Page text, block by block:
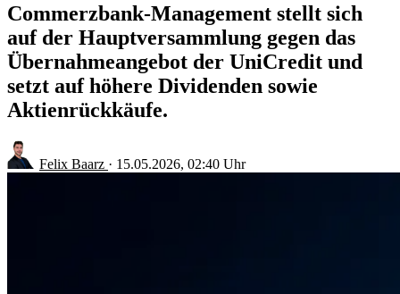
Commerzbank-Management stellt sich
auf der Hauptversammlung gegen das
Übernahmeangebot der UniCredit und
setzt auf höhere Dividenden sowie
Aktienrückkäufe.
Felix Baarz · 15.05.2026, 02:40 Uhr